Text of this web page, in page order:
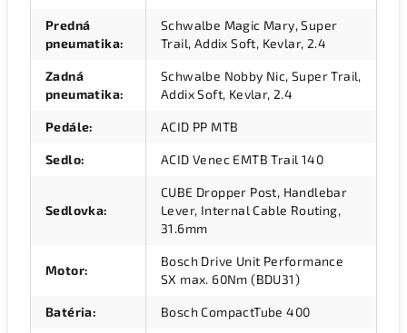
Predná
pneumatika:
Schwalbe Magic Mary, Super
Trail, Addix Soft, Kevlar, 2.4
Zadná
pneumatika:
Schwalbe Nobby Nic, Super Trail,
Addix Soft, Kevlar, 2.4
Pedále: ACID PP MTB
Sedlo: ACID Venec EMTB Trail 140
Sedlovka:
CUBE Dropper Post, Handlebar
Lever, Internal Cable Routing,
31.6mm
Motor:
Bosch Drive Unit Performance
SX max. 60Nm (BDU31)
Batéria: Bosch CompactTube 400